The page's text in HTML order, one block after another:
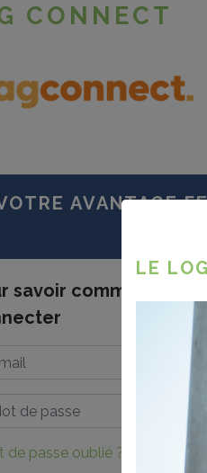
CONNECT
AVANTAGE
savoir comment
de passe oublié ?
LE